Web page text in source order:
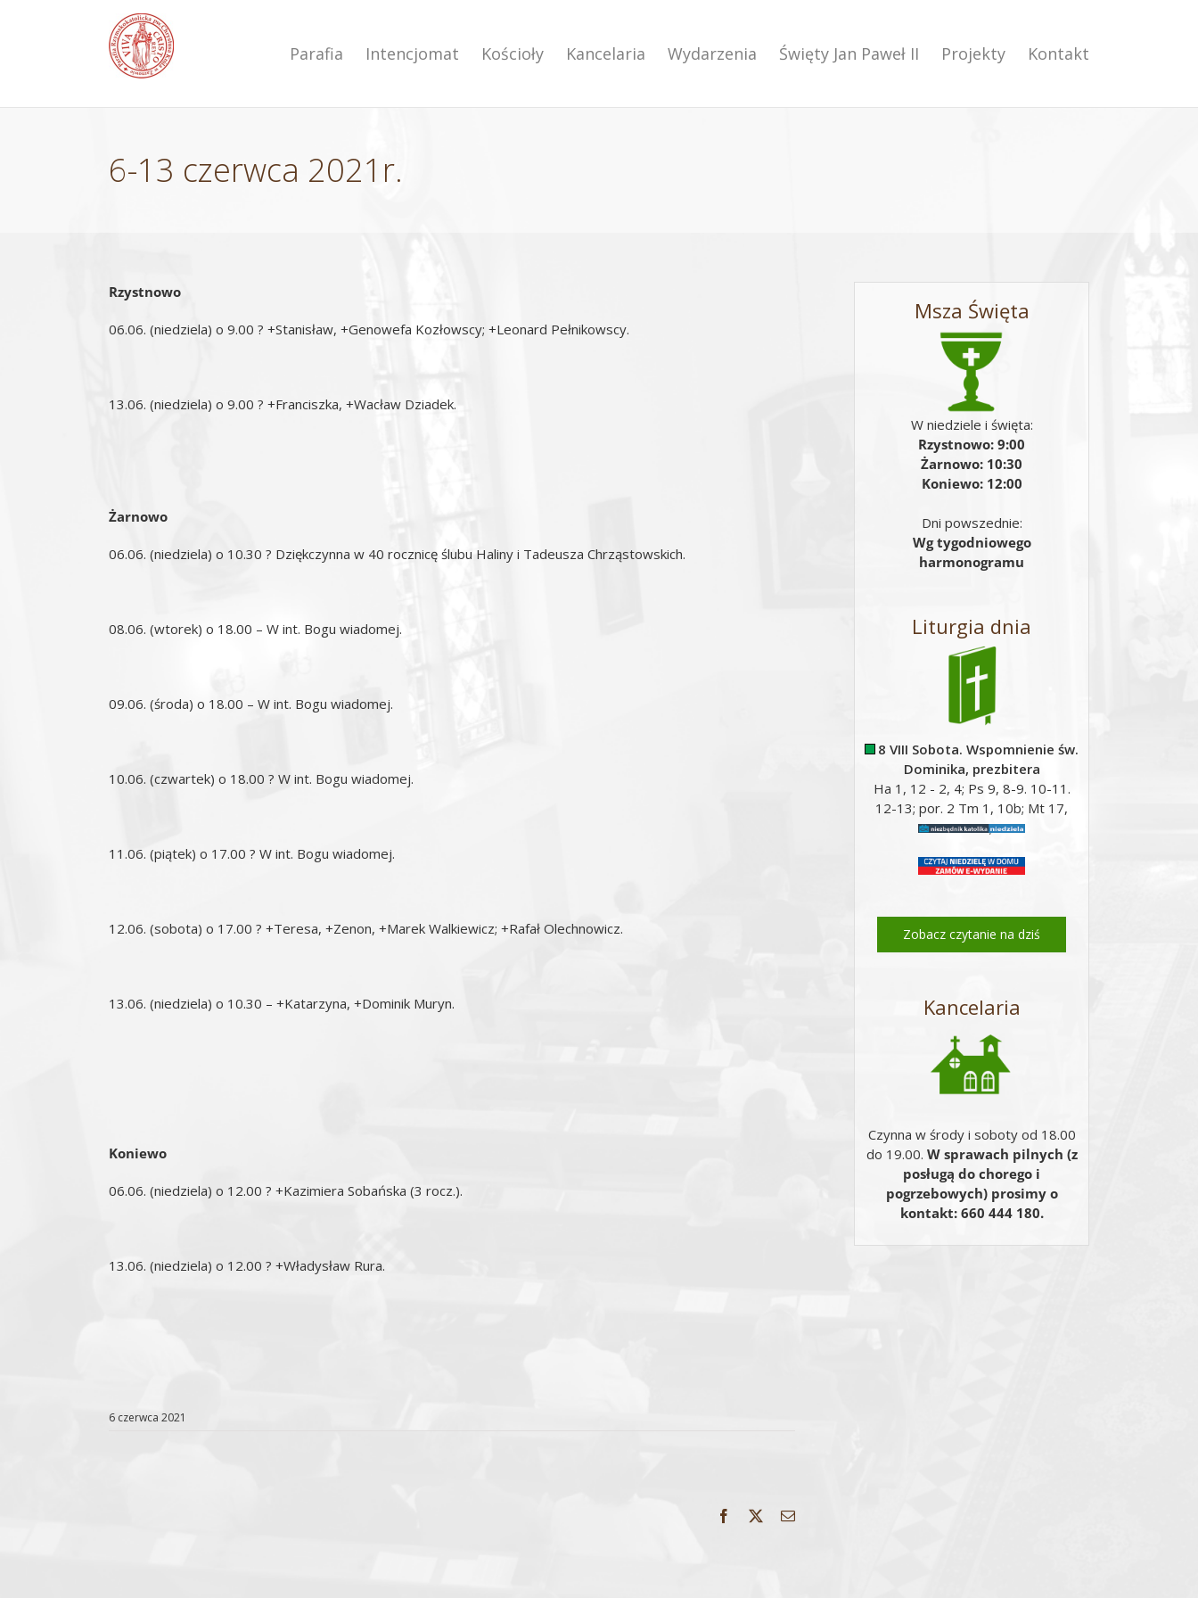
Parafia Intencjomat Kościoły Kancelaria Wydarzenia Święty Jan Paweł II Projekty Kontakt
6-13 czerwca 2021r.
Rzystnowo
06.06. (niedziela) o 9.00 ? +Stanisław, +Genowefa Kozłowscy; +Leonard Pełnikowscy.
13.06. (niedziela) o 9.00 ? +Franciszka, +Wacław Dziadek.
Żarnowo
06.06. (niedziela) o 10.30 ? Dziękczynna w 40 rocznicę ślubu Haliny i Tadeusza Chrząstowskich.
08.06. (wtorek) o 18.00 – W int. Bogu wiadomej.
09.06. (środa) o 18.00 – W int. Bogu wiadomej.
10.06. (czwartek) o 18.00 ? W int. Bogu wiadomej.
11.06. (piątek) o 17.00 ? W int. Bogu wiadomej.
12.06. (sobota) o 17.00 ? +Teresa, +Zenon, +Marek Walkiewicz; +Rafał Olechnowicz.
13.06. (niedziela) o 10.30 – +Katarzyna, +Dominik Muryn.
Koniewo
06.06. (niedziela) o 12.00 ? +Kazimiera Sobańska (3 rocz.).
13.06. (niedziela) o 12.00 ? +Władysław Rura.
6 czerwca 2021
Facebook Email
Msza Święta
W niedziele i święta:
Rzystnowo: 9:00
Żarnowo: 10:30
Koniewo: 12:00
Dni powszednie:
Wg tygodniowego
harmonogramu
Liturgia dnia
8 VIII Sobota. Wspomnienie św.
Dominika, prezbitera
Ha 1, 12 - 2, 4; Ps 9, 8-9. 10-11.
12-13; por. 2 Tm 1, 10b; Mt 17,
14-20;
Zobacz czytanie na dziś
Kancelaria
Czynna w środy i soboty od 18.00
do 19.00. W sprawach pilnych (z
posługą do chorego i
pogrzebowych) prosimy o
kontakt: 660 444 180.